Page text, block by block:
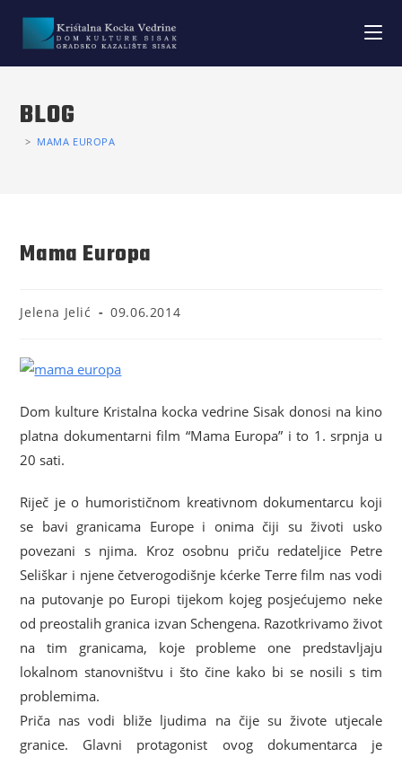
BLOG
> MAMA EUROPA
Mama Europa
Jelena Jelić 09.06.2014
Dom kulture Kristalna kocka vedrine Sisak donosi na kino
platna dokumentarni film “Mama Europa” i to 1. srpnja u
20 sati.
Riječ je o humorističnom kreativnom dokumentarcu koji
se bavi granicama Europe i onima čiji su životi usko
povezani s njima. Kroz osobnu priču redateljice Petre
Seliškar i njene četverogodišnje kćerke Terre film nas vodi
na putovanje po Europi tijekom kojeg posjećujemo neke
od preostalih granica izvan Schengena. Razotkrivamo život
na tim granicama, koje probleme one predstavljaju
lokalnom stanovništvu i što čine kako bi se nosili s tim
problemima.
Priča nas vodi bliže ljudima na čije su živote utjecale
granice. Glavni protagonist ovog dokumentarca je